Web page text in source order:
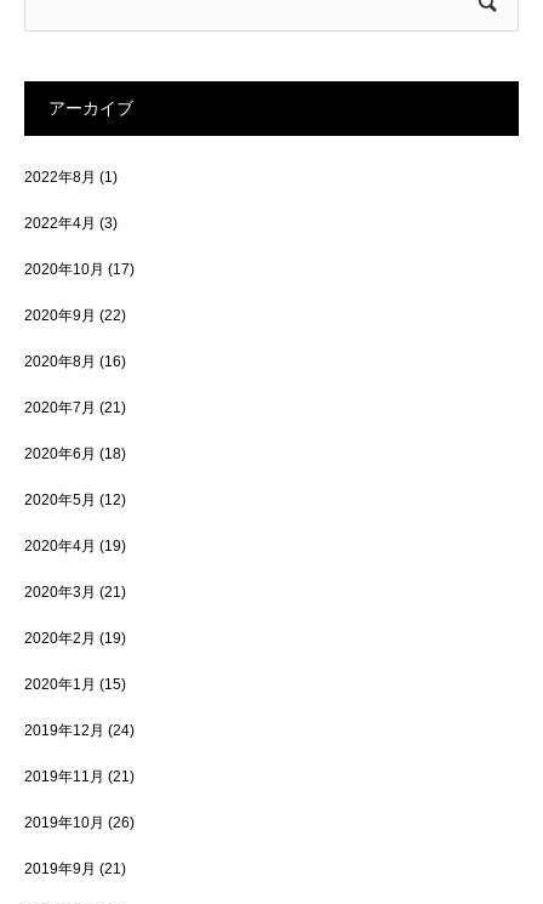
アーカイブ
2022年8月 (1)
2022年4月 (3)
2020年10月 (17)
2020年9月 (22)
2020年8月 (16)
2020年7月 (21)
2020年6月 (18)
2020年5月 (12)
2020年4月 (19)
2020年3月 (21)
2020年2月 (19)
2020年1月 (15)
2019年12月 (24)
2019年11月 (21)
2019年10月 (26)
2019年9月 (21)